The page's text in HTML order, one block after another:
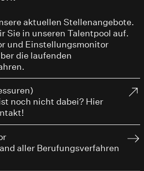
aktuellen Stellenangebote.
Sie in unseren Talentpool auf.
und Einstellungsmonitor
die laufenden
noch nicht dabei? Hier
aller Berufungsverfahren